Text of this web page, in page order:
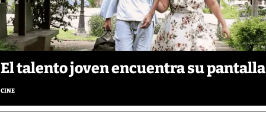
El talento joven encuentra su pantalla​
CINE